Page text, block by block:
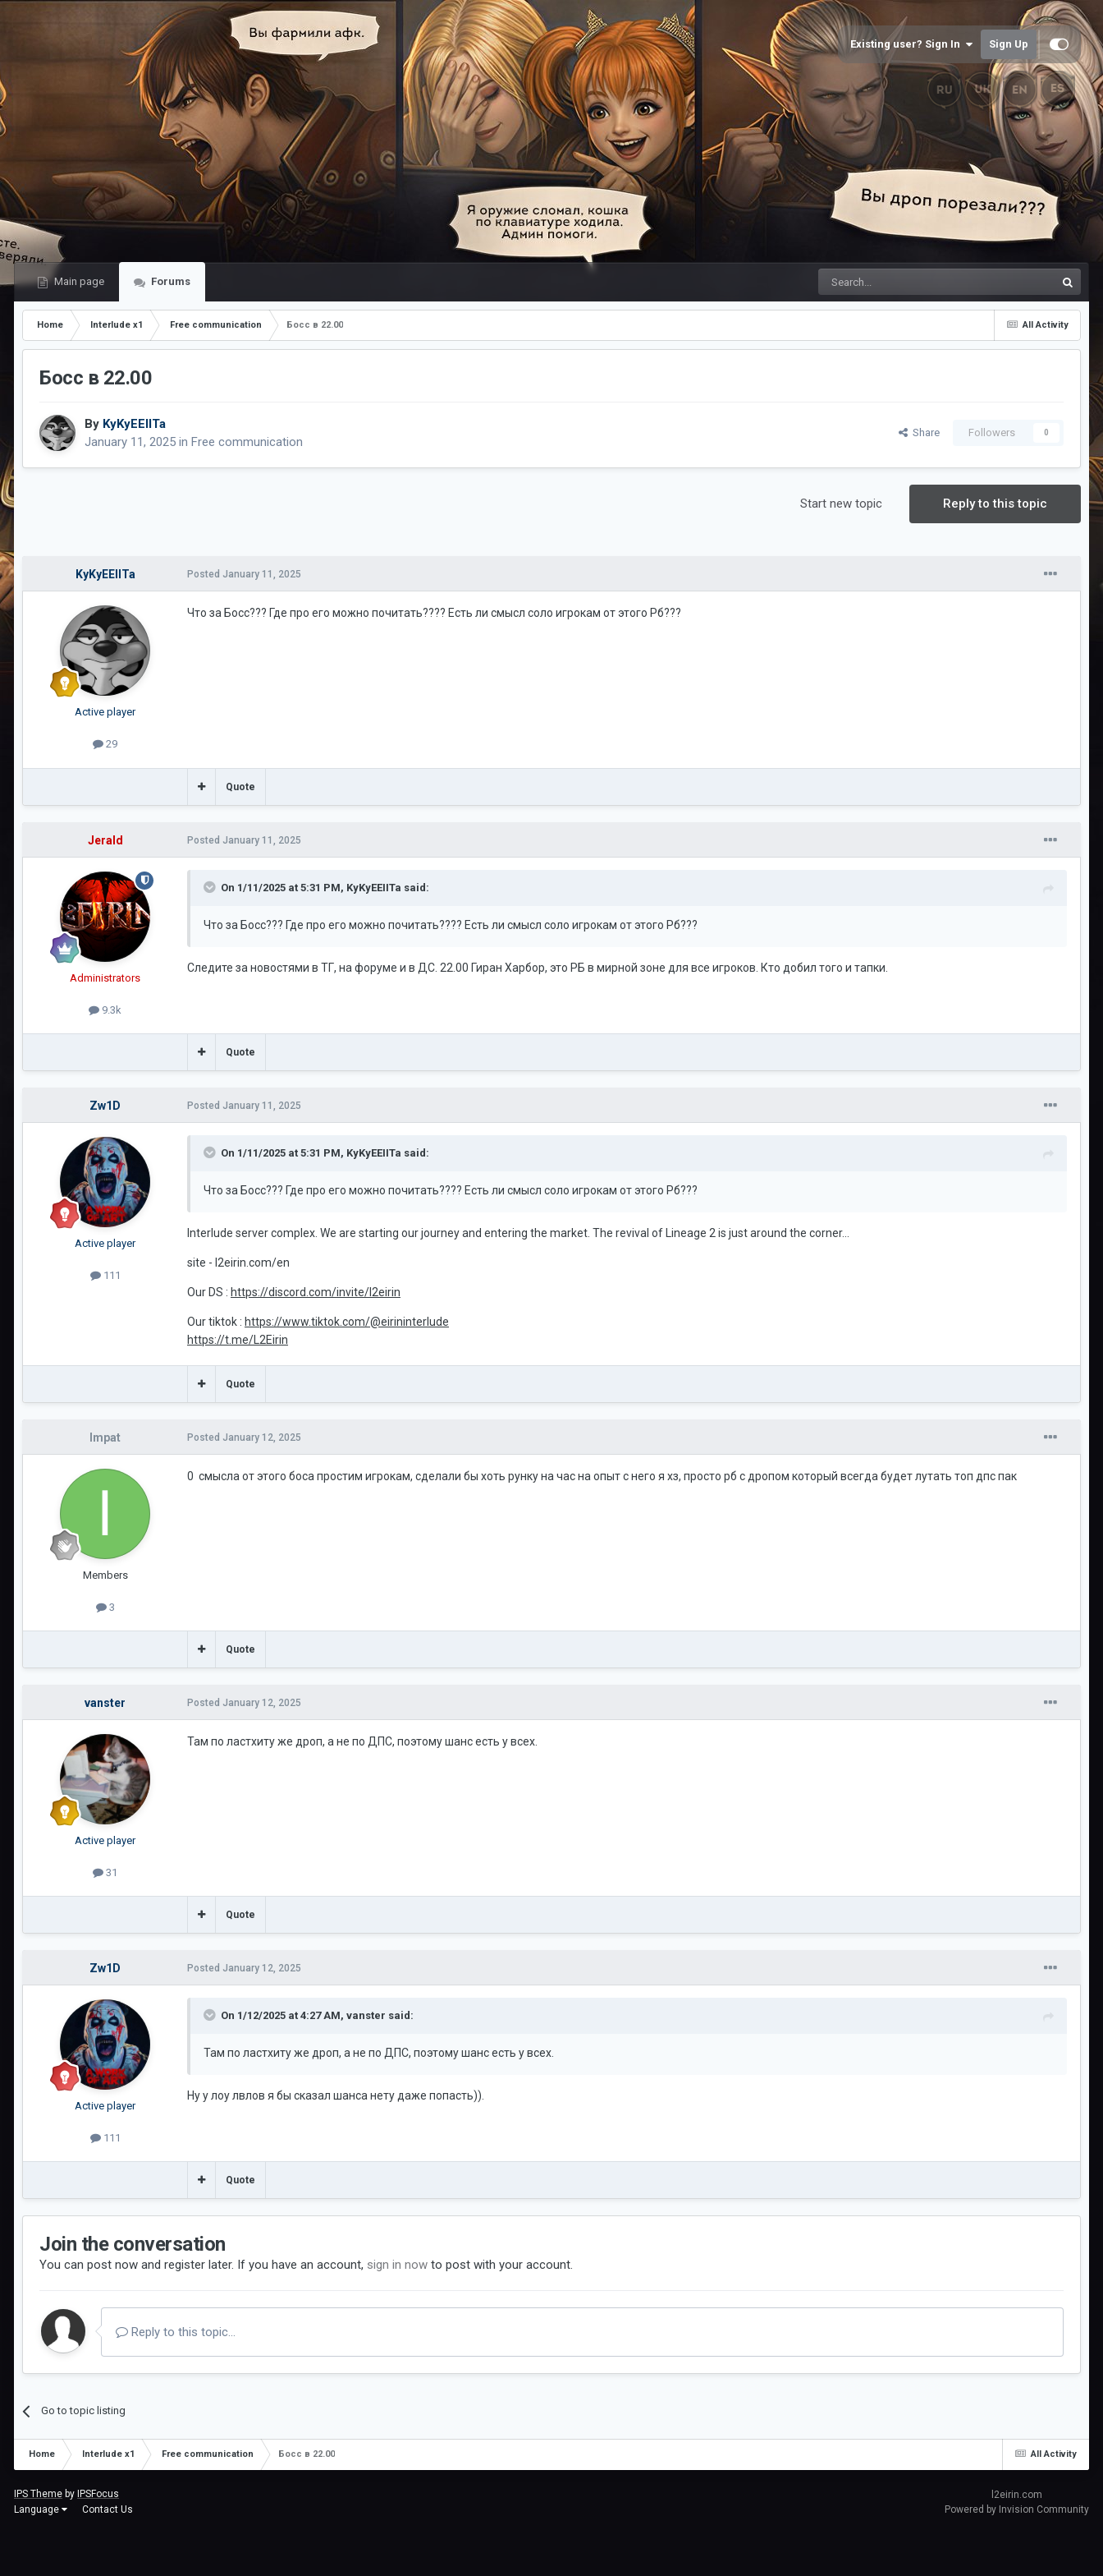
Existing user? Sign In Sign Up
Main page Forums
All Activity
Home Interlude x1 Free communication Босс в 22.00
Босс в 22.00
By KyKyEEIITa
January 11, 2025 in Free communication
Share Followers 0
Reply to this topic
Start new topic
KyKyEEIITa
Active player
29
Posted January 11, 2025
Что за Босс??? Где про его можно почитать???? Есть ли смысл соло игрокам от этого Рб???
Quote
Jerald
Administrators
9.3k
Posted January 11, 2025
On 1/11/2025 at 5:31 PM, KyKyEEIITa said:
Что за Босс??? Где про его можно почитать???? Есть ли смысл соло игрокам от этого Рб???
Следите за новостями в ТГ, на форуме и в ДС. 22.00 Гиран Харбор, это РБ в мирной зоне для все игроков. Кто добил того и тапки.
Quote
Zw1D
Active player
111
Posted January 11, 2025
On 1/11/2025 at 5:31 PM, KyKyEEIITa said:
Что за Босс??? Где про его можно почитать???? Есть ли смысл соло игрокам от этого Рб???
Interlude server complex. We are starting our journey and entering the market. The revival of Lineage 2 is just around the corner...
site - l2eirin.com/en
Our DS : https://discord.com/invite/l2eirin
Our tiktok : https://www.tiktok.com/@eirininterlude
https://t.me/L2Eirin
Quote
Impat
Members
3
Posted January 12, 2025
0 смысла от этого боса простим игрокам, сделали бы хоть рунку на час на опыт с него я хз, просто рб с дропом который всегда будет лутать топ дпс пак
Quote
vanster
Active player
31
Posted January 12, 2025
Там по ластхиту же дроп, а не по ДПС, поэтому шанс есть у всех.
Quote
Zw1D
Active player
111
Posted January 12, 2025
On 1/12/2025 at 4:27 AM, vanster said:
Там по ластхиту же дроп, а не по ДПС, поэтому шанс есть у всех.
Ну у лоу лвлов я бы сказал шанса нету даже попасть)).
Quote
Join the conversation
You can post now and register later. If you have an account, sign in now to post with your account.
Reply to this topic...
Go to topic listing
All Activity
Home Interlude x1 Free communication Босс в 22.00
IPS Theme by IPSFocus
Language
Contact Us
l2eirin.com
Powered by Invision Community